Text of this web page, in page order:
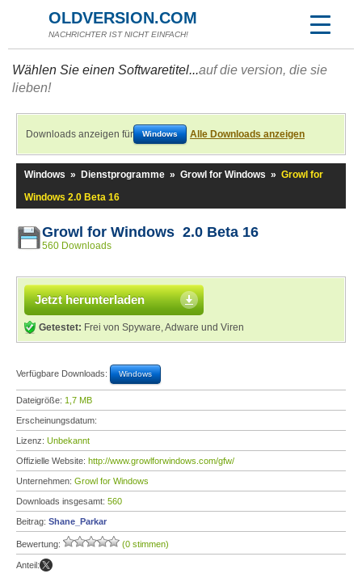
OLDVERSION.COM
NACHRICHTER IST NICHT EINFACH!
Wählen Sie einen Softwaretitel...auf die version, die sie
lieben!
Downloads anzeigen für Windows Alle Downloads anzeigen
Windows » Dienstprogramme » Growl for Windows » Growl for
Windows 2.0 Beta 16
Growl for Windows 2.0 Beta 16
560 Downloads
Jetzt herunterladen
Getestet: Frei von Spyware, Adware und Viren
Verfügbare Downloads: Windows
Dateigröße: 1,7 MB
Erscheinungsdatum:
Lizenz: Unbekannt
Offizielle Website: http://www.growlforwindows.com/gfw/
Unternehmen: Growl for Windows
Downloads insgesamt: 560
Beitrag: Shane_Parkar
Bewertung: (0 stimmen)
Anteil: